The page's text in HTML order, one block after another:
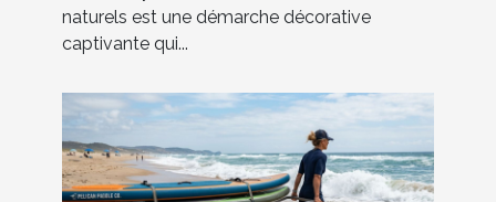
naturels est une démarche décorative
captivante qui...